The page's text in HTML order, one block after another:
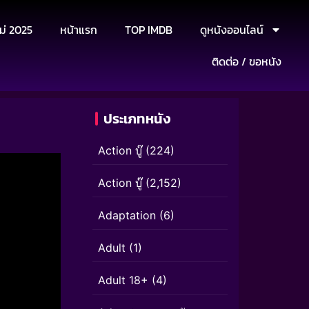
2025 หน้าแรก TOP IMDB
ดูหนังออนไลน์
ติดต่อ / ขอหนัง
ประเภทหนัง
Action บู๊(224)
Action บู๊(2,152)
Adaptation (6)
Adult (1)
Adult 18+ (4)